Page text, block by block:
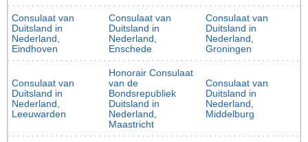
Consulaat van
Duitsland in
Nederland,
Eindhoven
Consulaat van
Duitsland in
Nederland,
Enschede
Consulaat van
Duitsland in
Nederland,
Groningen
Consulaat van
Duitsland in
Nederland,
Leeuwarden
Honorair Consulaat
van de
Bondsrepubliek
Duitsland in
Nederland,
Maastricht
Consulaat van
Duitsland in
Nederland,
Middelburg